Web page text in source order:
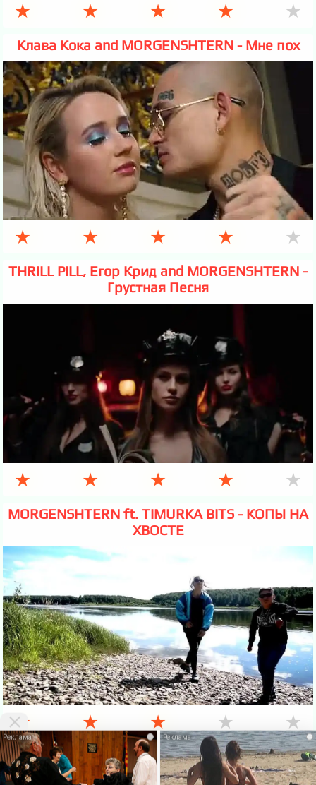
★ ★ ★ ★ ★
Клава Кока and MORGENSHTERN - Мне пох
★ ★ ★ ★ ★
THRILL PILL, Егор Крид and MORGENSHTERN -
Грустная Песня
★ ★ ★ ★ ★
MORGENSHTERN ft. TIMURKA BITS - КОПЫ НА
ХВОСТЕ
★ ★ ★ ★ ★
VKlipe.org - здесь можноскачать клипы бесплатнои смотреть клипы
онлайн без регистрации. На этой странице Вы можетеСкачать
бесплатно
или посмотреть этотклип онлайн. Также есть много
i i